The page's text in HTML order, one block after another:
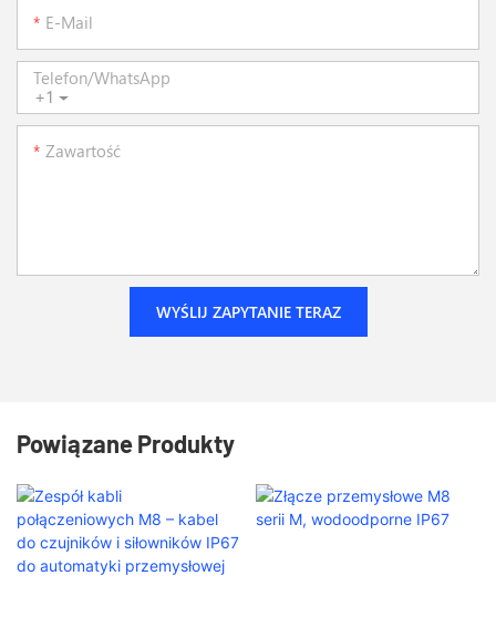
E-Mail
+1
Telefon/WhatsApp
Zawartość
WYŚLIJ ZAPYTANIE TERAZ
Powiązane Produkty